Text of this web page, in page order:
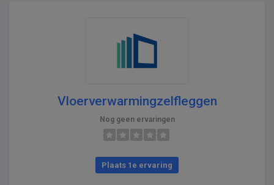
Vloerverwarmingzelfleggen
Nog geen ervaringen
Plaats 1e ervaring